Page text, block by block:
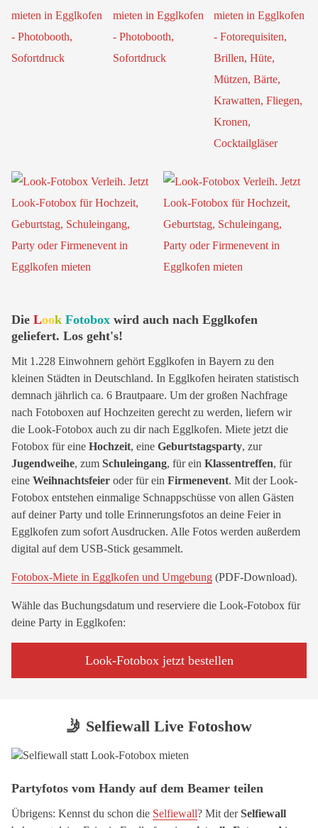
Die Look Fotobox wird auch nach Egglkofen
geliefert. Los geht's!
Mit 1.228 Einwohnern gehört Egglkofen in Bayern zu den
kleinen Städten in Deutschland. In Egglkofen heiraten statistisch
demnach jährlich ca. 6 Brautpaare. Um der großen Nachfrage
nach Fotoboxen auf Hochzeiten gerecht zu werden, liefern wir
die Look-Fotobox auch zu dir nach Egglkofen. Miete jetzt die
Fotobox für eine Hochzeit, eine Geburtstagsparty, zur
Jugendweihe, zum Schuleingang, für ein Klassentreffen, für
eine Weihnachtsfeier oder für ein Firmenevent. Mit der Look-
Fotobox entstehen einmalige Schnappschüsse von allen Gästen
auf deiner Party und tolle Erinnerungsfotos an deine Feier in
Egglkofen zum sofort Ausdrucken. Alle Fotos werden außerdem
digital auf dem USB-Stick gesammelt.
Fotobox-Miete in Egglkofen und Umgebung (PDF-Download).
Wähle das Buchungsdatum und reserviere die Look-Fotobox für
deine Party in Egglkofen:
Look-Fotobox jetzt bestellen
🤳 Selfiewall Live Fotoshow
Partyfotos vom Handy auf dem Beamer teilen
Übrigens: Kennst du schon die Selfiewall? Mit derSelfiewall